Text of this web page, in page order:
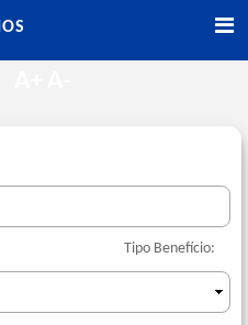
Tipo Benefício: